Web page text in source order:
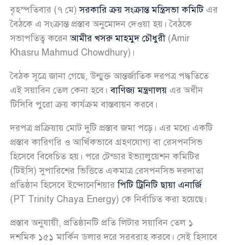
বৃহস্পতিবার (৭ মে)সরকারি ক্রয় সংক্রান্ত মন্ত্রিসভা কমিটিএর
বৈঠকে এ সংক্রান্ত প্রস্তাব অনুমোদন দেওয়া হয়। বৈঠকে
সভাপতিত্ব করেনআমীর খসরু মাহমুদ চৌধুরী(Amir
Khasru Mahmud Chowdhury)।
বৈঠক সূত্রে জানা গেছে, উন্মুক্ত আন্তর্জাতিক দরপত্র পদ্ধতিতে
এই সয়াবিন তেল কেনা হবে।বাণিজ্য মন্ত্রণালয় এর অধীন
টিসিবি পুরো ক্রয় কার্যক্রম বাস্তবায়ন করবে।
দরপত্র প্রক্রিয়ায় মোট দুটি প্রস্তাব জমা পড়ে। এর মধ্যে একটি
প্রস্তাব কারিগরি ও আর্থিকভাবে গ্রহণযোগ্য বা রেসপনসিভ
হিসেবে বিবেচিত হয়। পরে টেন্ডার ইভ্যালুয়েশন কমিটির
(টিইসি) সুপারিশের ভিত্তিতে একমাত্র রেসপনসিভ দরদাতা
প্রতিষ্ঠান হিসেবে ইন্দোনেশিয়ারপিটি ট্রিনিটি ছায়া এনার্জি
(PT Trinity Chaya Energy) কে নির্বাচিত করা হয়েছে।
প্রস্তাব অনুযায়ী, প্রতিষ্ঠানটি প্রতি লিটার সয়াবিন তেল ১
দশমিক ১৫১ মার্কিন ডলার দরে সরবরাহ করবে। সেই হিসাবে